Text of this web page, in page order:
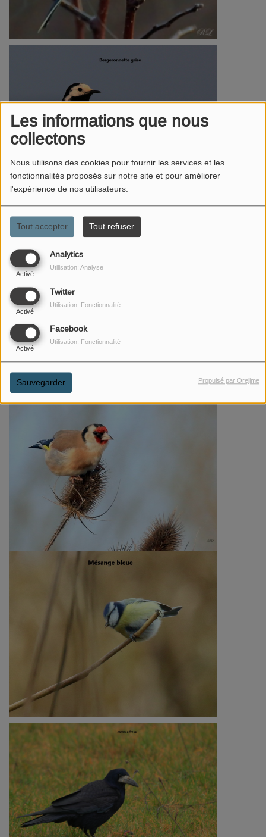
Les informations que nous
collectons
Nous utilisons des cookies pour fournir les services et les
fonctionnalités proposés sur notre site et pour améliorer
l'expérience de nos utilisateurs.
Tout accepter Tout refuser
Analytics
Activé
Utilisation: Analyse
Twitter
Activé
Utilisation: Fonctionnalité
Facebook
Activé
Utilisation: Fonctionnalité
Sauvegarder Propulsé par Orejime